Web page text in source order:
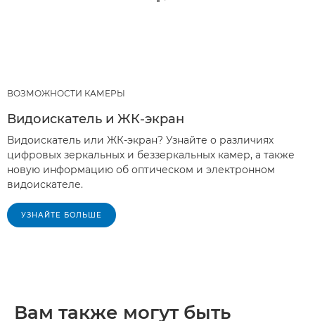
ВОЗМОЖНОСТИ КАМЕРЫ
Видоискатель и ЖК-экран
Видоискатель или ЖК-экран? Узнайте о различиях
цифровых зеркальных и беззеркальных камер, а также
новую информацию об оптическом и электронном
видоискателе.
УЗНАЙТЕ БОЛЬШЕ
Вам также могут быть